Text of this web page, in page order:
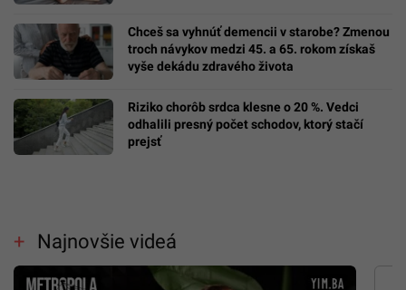
Chceš sa vyhnúť demencii v starobe? Zmenou
troch návykov medzi 45. a 65. rokom získaš
vyše dekádu zdravého života
Riziko chorôb srdca klesne o 20 %. Vedci
odhalili presný počet schodov, ktorý stačí
prejsť
Najnovšie videá